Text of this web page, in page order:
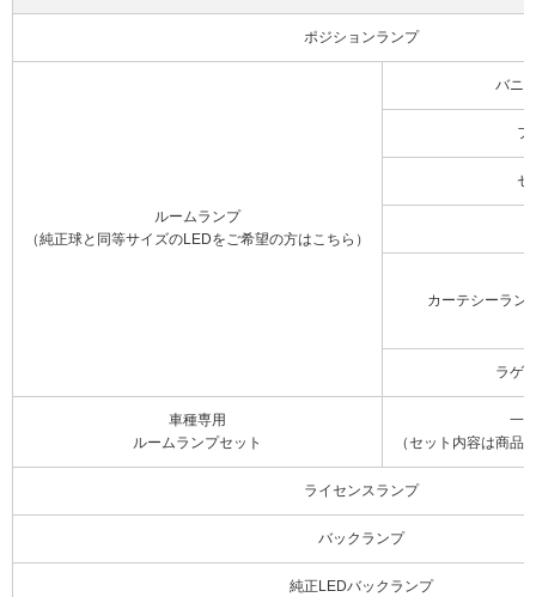
ポジションランプ
ルームランプ
（純正球と同等サイズのLEDをご希望の方はこちら）
バニ
フ
セ
カーテシーラン
ラゲ
車種専用
ルームランプセット
一
（セット内容は商品
ライセンスランプ
バックランプ
純正LEDバックランプ